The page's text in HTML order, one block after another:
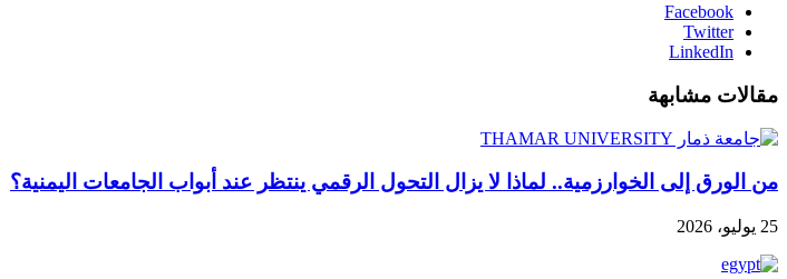
Facebook
Twitter
LinkedIn
مقالات مشابهة
من الورق إلى الخوارزمية.. لماذا لا يزال التحول الرقمي ينتظر عند أبواب الجامعات اليمنية؟
25 يوليو، 2026